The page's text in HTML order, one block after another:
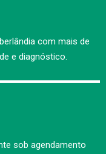
com mais de
e diagnóstico.
sob agendamento